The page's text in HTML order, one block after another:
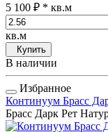
5 100 ₽ * кв.м
кв.м
Купить
В наличии
Избранное
Континуум Брасс
Брасс Дарк Рет